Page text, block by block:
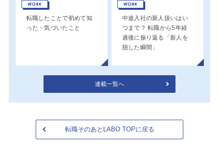
転職したことで初めて知
った・気づいたこと
中途入社の新人扱いはい
つまで？ 転職から5年経
過後に振り返る「新人を
脱した瞬間」
連載一覧へ
転職そのあとLABO TOPに戻る